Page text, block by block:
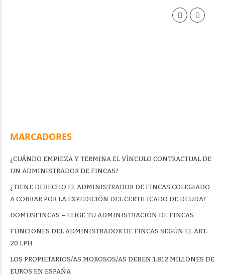
MARCADORES
¿CUÁNDO EMPIEZA Y TERMINA EL VÍNCULO CONTRACTUAL DE
UN ADMINISTRADOR DE FINCAS?
¿TIENE DERECHO EL ADMINISTRADOR DE FINCAS COLEGIADO
A COBRAR POR LA EXPEDICIÓN DEL CERTIFICADO DE DEUDA?
DOMUSFINCAS – ELIGE TU ADMINISTRACIÓN DE FINCAS
FUNCIONES DEL ADMINISTRADOR DE FINCAS SEGÚN EL ART.
20 LPH
LOS PROPIETARIOS/AS MOROSOS/AS DEBEN 1.812 MILLONES DE
EUROS EN ESPAÑA